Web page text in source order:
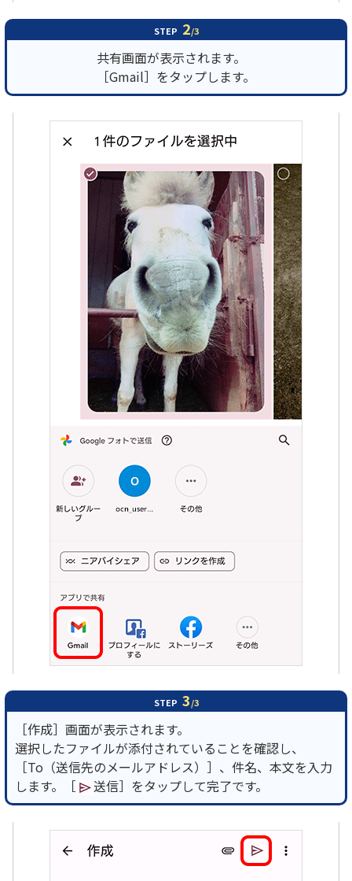
STEP 2/3
共有画面が表示されます。
［Gmail］をタップします。
STEP 3/3
［作成］画面が表示されます。
選択したファイルが添付されていることを確認し、
［To（送信先のメールアドレス）］、件名、本文を入力
します。［
送信］をタップして完了です。